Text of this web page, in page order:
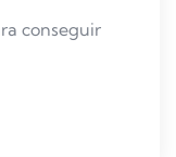
conseguir